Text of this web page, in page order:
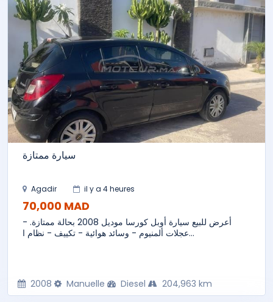
سيارة ممتازة
Agadir il y a 4 heures
70,000 MAD
أعرض للبيع سيارة أوبل كورسا موديل 2008 بحالة ممتازة. -
عجلات ألمنيوم - وسائد هوائية - تكييف - نظام ا...
2008 Manuelle Diesel 204,963 km